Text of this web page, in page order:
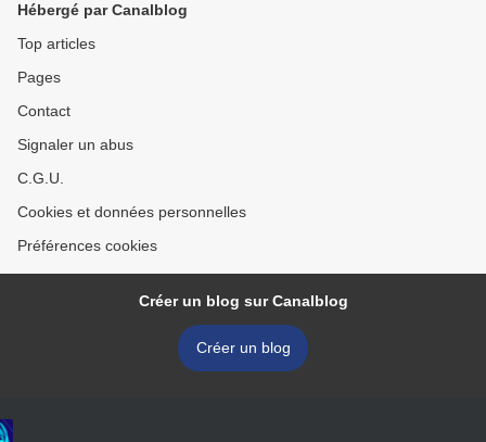
Hébergé par Canalblog
Top articles
Pages
Contact
Signaler un abus
C.G.U.
Cookies et données personnelles
Préférences cookies
Créer un blog sur Canalblog
Créer un blog